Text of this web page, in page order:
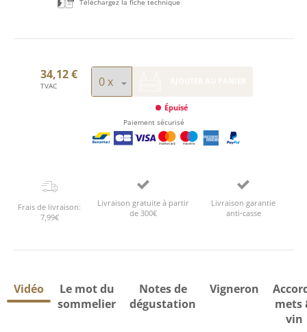
34,12 €
TVAC
Épuisé
Paiement sécurisé
Frais de livraison:
7,99€
Livraison gratuite à partir
de 300€
Livraison garantie
anti-casse
Vidéo
Le mot du
sommelier
Notes de
dégustation
Vigneron
mets
vin